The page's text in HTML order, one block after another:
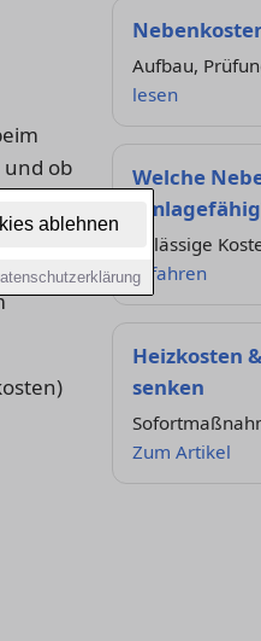
ablehnen
ob
Aufbau,
lesen
Welche
Zulässige
erfahren
Heizkosten
senken
Zum Artikel